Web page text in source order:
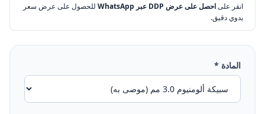
انقر علىاحصل على عرض DDP عبر WhatsApp
للحصول على عرض سعر
يدوي دقيق.
المادة *